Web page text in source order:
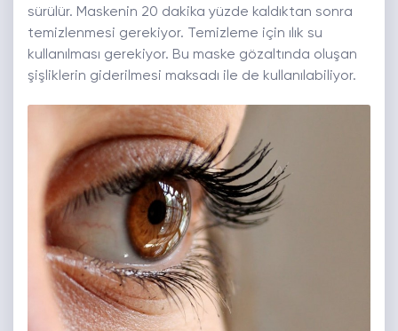
sürülür. Maskenin 20 dakika yüzde kaldıktan sonra
temizlenmesi gerekiyor. Temizleme için ılık su
kullanılması gerekiyor. Bu maske gözaltında oluşan
şişliklerin giderilmesi maksadı ile de kullanılabiliyor.